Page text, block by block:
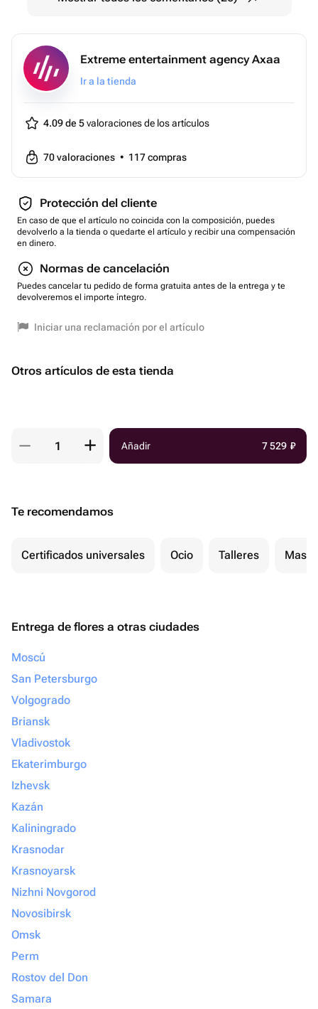
Extreme entertainment agency Axaa
Ir a la tienda
4.09 de 5valoraciones de los artículos
70valoraciones • 117compras
Protección del cliente
En caso de que el artículo no coincida con la composición, puedes
devolverlo a la tienda o quedarte el artículo y recibir una compensación
en dinero.
Normas de cancelación
Puedes cancelar tu pedido de forma gratuita antes de la entrega y te
devolveremos el importe íntegro.
Iniciar una reclamación por el artículo
Otros artículos de esta tienda
Añadir 7 529 ₽
Te recomendamos
Certificados universales Ocio Talleres
Entrega de flores a otras ciudades
Moscú
San Petersburgo
Volgogrado
Briansk
Vladivostok
Ekaterimburgo
Izhevsk
Kazán
Kaliningrado
Krasnodar
Krasnoyarsk
Nizhni Novgorod
Novosibirsk
Omsk
Perm
Rostov del Don
Samara